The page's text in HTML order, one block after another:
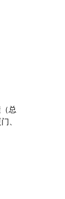
总
、